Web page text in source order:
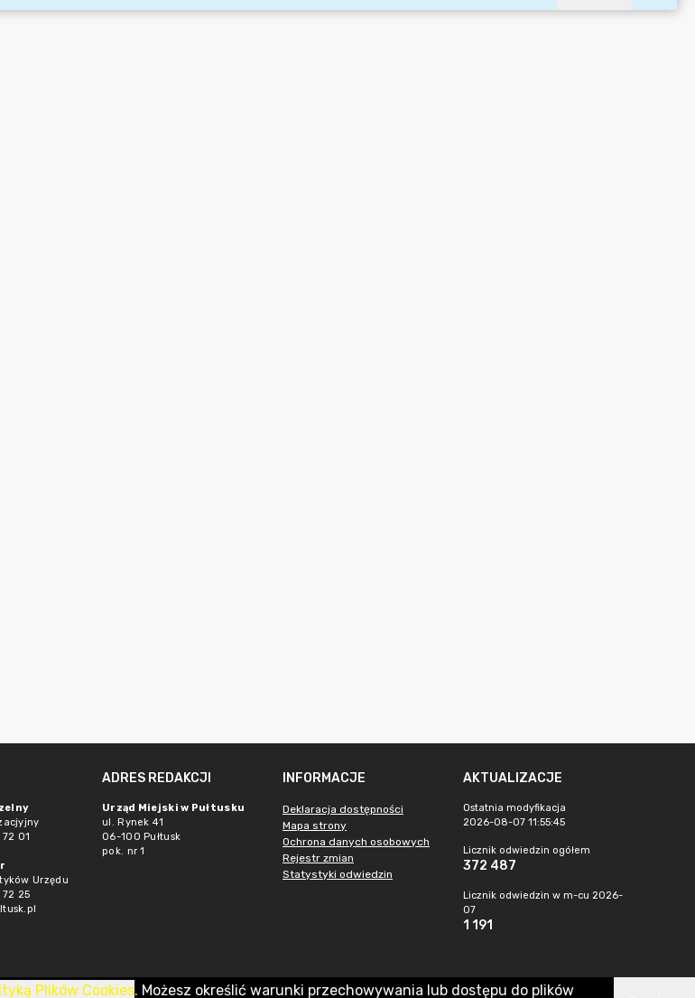
01
Urzędu
25
ADRES REDAKCJI
Urząd Miejski w Pułtusku
ul. Rynek 41
06-100 Pułtusk
pok. nr 1
INFORMACJE
Deklaracja dostępności
Mapa strony
Ochrona danych osobowych
Rejestr zmian
Statystyki odwiedzin
AKTUALIZACJE
Ostatnia modyfikacja
2026-08-07 11:55:45
Licznik odwiedzin ogółem
372 487
Licznik odwiedzin w m-cu 2026-
07
1 191
Plików Cookies. Możesz określić warunki przechowywania lub dostępu do plików